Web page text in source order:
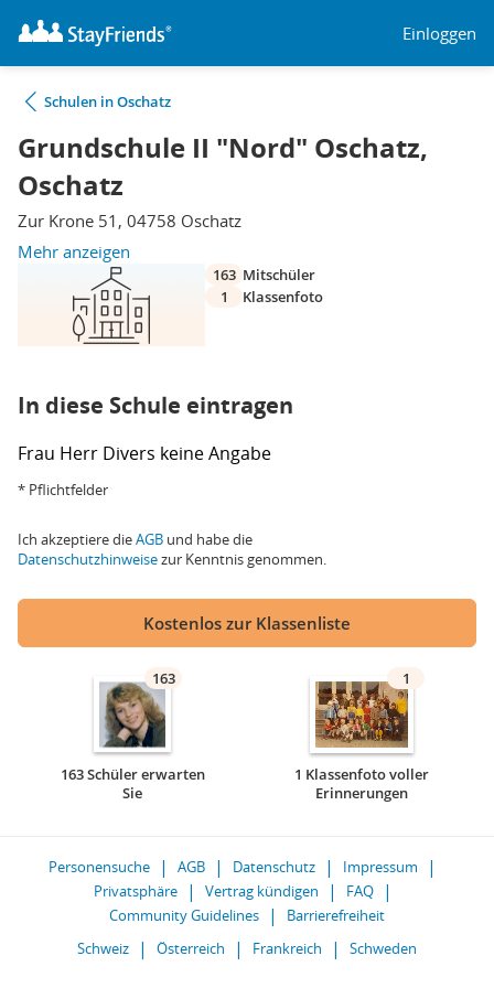
Einloggen
Schulen in Oschatz
Grundschule II "Nord" Oschatz,
Oschatz
Zur Krone 51, 04758 Oschatz
Mehr anzeigen
163 Mitschüler
1
Klassenfoto
In diese Schule eintragen
Frau Herr Divers keine Angabe
* Pflichtfelder
Ich akzeptiere dieAGB und habe die
Datenschutzhinweisezur Kenntnis genommen.
Kostenlos zur Klassenliste
163
163 Schüler erwarten
Sie
1
1 Klassenfoto voller
Erinnerungen
Personensuche AGB Datenschutz
Impressum
Privatsphäre
Vertrag kündigen
FAQ
Community Guidelines
Barrierefreiheit
Schweiz
Österreich Frankreich Schweden